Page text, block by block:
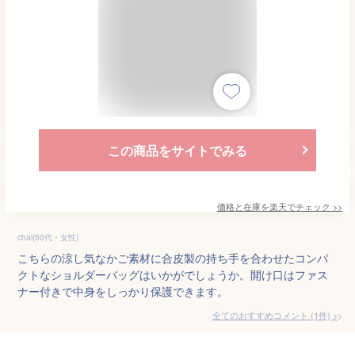
この商品をサイトでみる
価格と在庫を楽天でチェック >>
chai(50代・女性)
こちらの涼し気なかご素材に合皮製の持ち手を合わせたコンパ
クトなショルダーバッグはいかがでしょうか。開け口はファス
ナー付きで中身をしっかり保護できます。
全てのおすすめコメント (1件) >